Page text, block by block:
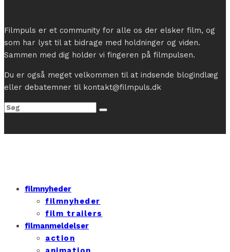
Filmpuls er et community for alle os der elsker film, og
som har lyst til at bidrage med holdninger og viden.
Sammen med dig holder vi fingeren på filmpulsen.
Du er også meget velkommen til at indsende blogindlæg
eller debatemner til kontakt@filmpuls.dk
filmnyheder
filmnyheder
film trailers
filmanmeldelser
action